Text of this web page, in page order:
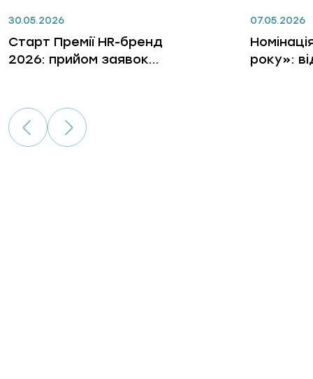
30.05.2026
Старт Премії HR-бренд
2026: прийом заявок
07.05.2026
року»: